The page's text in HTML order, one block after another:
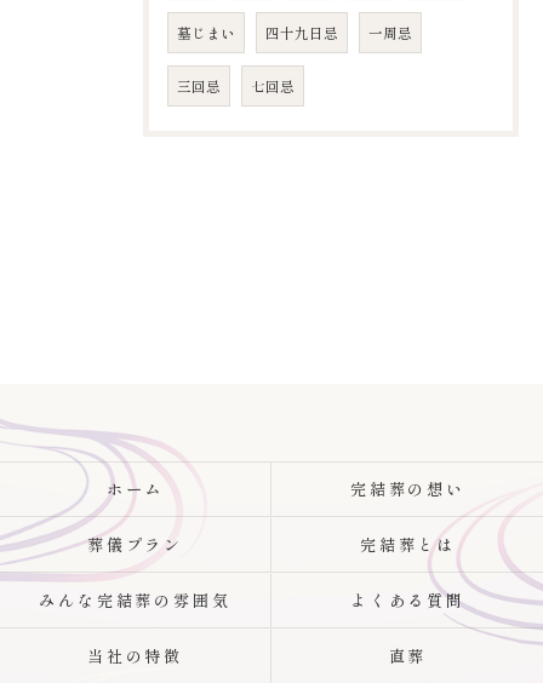
墓じまい 四十九日忌 ​一周忌
​三回忌 七回忌
ホーム 完結葬の想い
葬儀プラン 完結葬とは
みんな完結葬の雰囲気 よくある質問
当社の特徴 直葬